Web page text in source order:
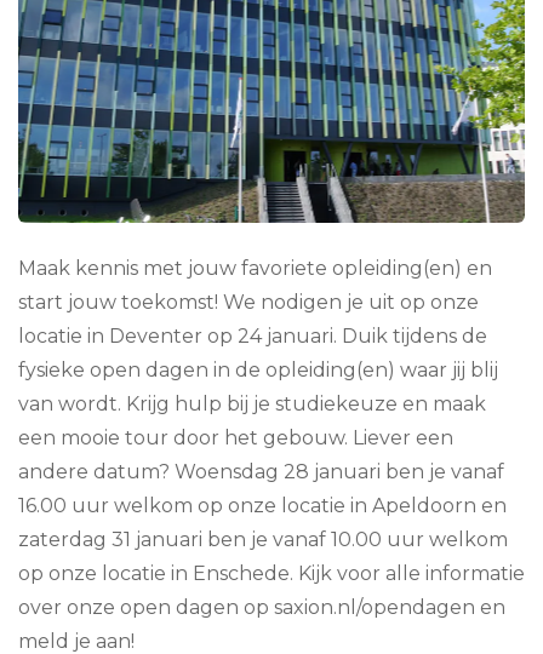
Maak kennis met jouw favoriete opleiding(en) en
start jouw toekomst! We nodigen je uit op onze
locatie in Deventer op 24 januari. Duik tijdens de
fysieke open dagen in de opleiding(en) waar jij blij
van wordt. Krijg hulp bij je studiekeuze en maak
een mooie tour door het gebouw. Liever een
andere datum? Woensdag 28 januari ben je vanaf
16.00 uur welkom op onze locatie in Apeldoorn en
zaterdag 31 januari ben je vanaf 10.00 uur welkom
op onze locatie in Enschede. Kijk voor alle informatie
over onze open dagen op saxion.nl/opendagen en
meld je aan!